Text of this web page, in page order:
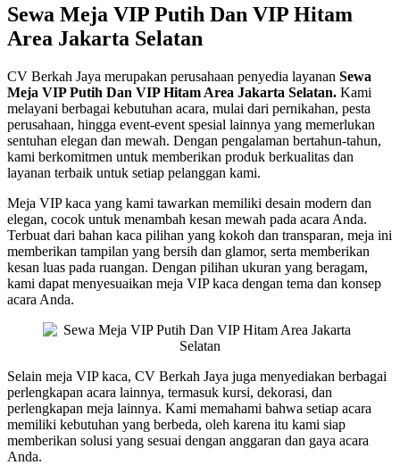
Sewa Meja VIP Putih Dan VIP Hitam
Area Jakarta Selatan
CV Berkah Jaya merupakan perusahaan penyedia layanan Sewa
Meja VIP Putih Dan VIP Hitam Area Jakarta Selatan. Kami
melayani berbagai kebutuhan acara, mulai dari pernikahan, pesta
perusahaan, hingga event-event spesial lainnya yang memerlukan
sentuhan elegan dan mewah. Dengan pengalaman bertahun-tahun,
kami berkomitmen untuk memberikan produk berkualitas dan
layanan terbaik untuk setiap pelanggan kami.
Meja VIP kaca yang kami tawarkan memiliki desain modern dan
elegan, cocok untuk menambah kesan mewah pada acara Anda.
Terbuat dari bahan kaca pilihan yang kokoh dan transparan, meja ini
memberikan tampilan yang bersih dan glamor, serta memberikan
kesan luas pada ruangan. Dengan pilihan ukuran yang beragam,
kami dapat menyesuaikan meja VIP kaca dengan tema dan konsep
acara Anda.
Selain meja VIP kaca, CV Berkah Jaya juga menyediakan berbagai
perlengkapan acara lainnya, termasuk kursi, dekorasi, dan
perlengkapan meja lainnya. Kami memahami bahwa setiap acara
memiliki kebutuhan yang berbeda, oleh karena itu kami siap
memberikan solusi yang sesuai dengan anggaran dan gaya acara
Anda.